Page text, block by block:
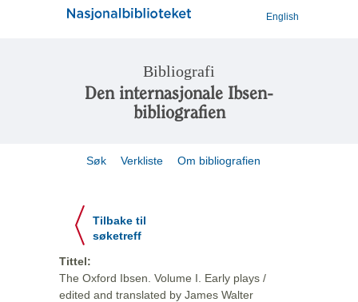
English
Bibliografi
Den internasjonale Ibsen-
bibliografien
Søk Verkliste Om bibliografien
Tilbake til
søketreff
Tittel:
The Oxford Ibsen. Volume I. Early plays /
edited and translated by James Walter